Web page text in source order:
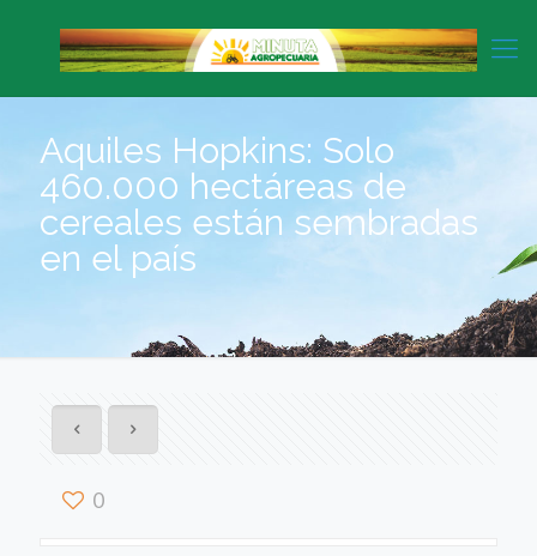
Aquiles Hopkins: Solo
460.000 hectáreas de
cereales están sembradas
en el país
0